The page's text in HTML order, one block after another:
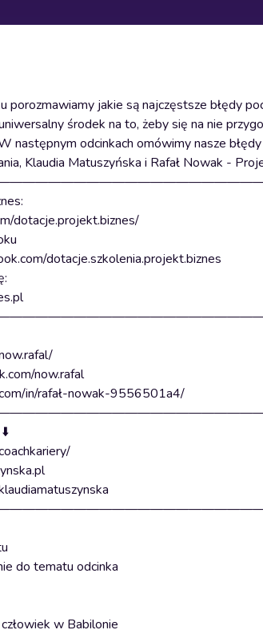
porozmawiamy jakie są najczęstsze błędy
środek na to, żeby się na nie
następnym odcinkach omówimy nasze
Klaudia Matuszyńska i Rafał Nowak -
dotacje.projekt.biznes/
dotacje.szkolenia.projekt.biznes
now.rafal
in/rafał-nowak-9556501a4/
do tematu odcinka
w Babilonie